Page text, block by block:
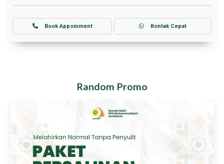
Book Appoinment Kontak Cepat
Random Promo